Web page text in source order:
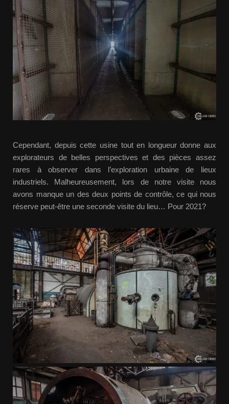
Cependant, depuis cette usine tout en longueur donne aux
explorateurs de belles perspectives et des pièces assez
rares à observer dans l’exploration urbaine de lieux
industriels. Malheureusement, lors de notre visite nous
avons manque un des deux points de contrôle, ce qui nous
réserve peut-être une seconde visite du lieu… Pour 2021?